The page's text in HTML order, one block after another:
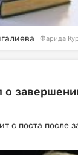
Фарида
о
с поста после